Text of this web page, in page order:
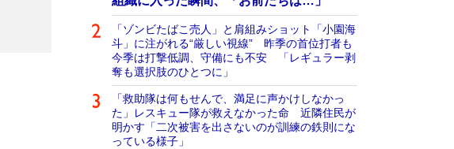
「ゾンビたばこ売人」と肩組みショット「小園海
斗」に注がれる“厳しい視線” 昨季の首位打者も
今季は打撃低調、守備にも不安 「レギュラー剥
奪も選択肢のひとつに」
「救助隊は何もせんで、満足に声かけしなかっ
た」レスキュー隊が救えなかった命 近隣住民が
明かす「二次被害を出さないのが訓練の鉄則にな
っている様子」